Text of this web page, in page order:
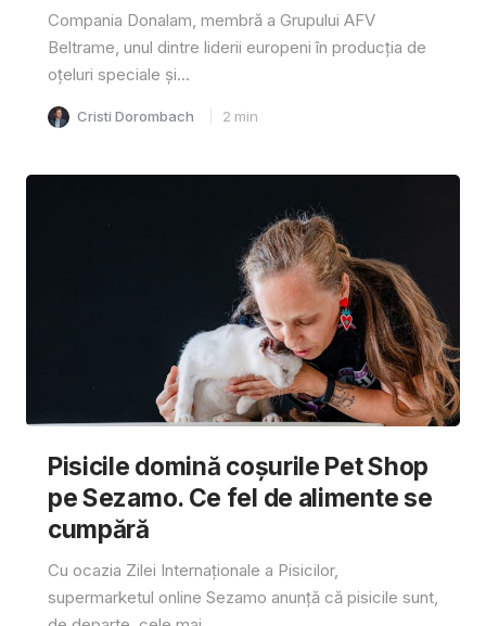
Compania Donalam, membră a Grupului AFV
Beltrame, unul dintre liderii europeni în producția de
oțeluri speciale și...
Cristi Dorombach 2 min
Pisicile domină coșurile Pet Shop
pe Sezamo. Ce fel de alimente se
cumpără
Cu ocazia Zilei Internaționale a Pisicilor,
supermarketul online Sezamo anunță că pisicile sunt,